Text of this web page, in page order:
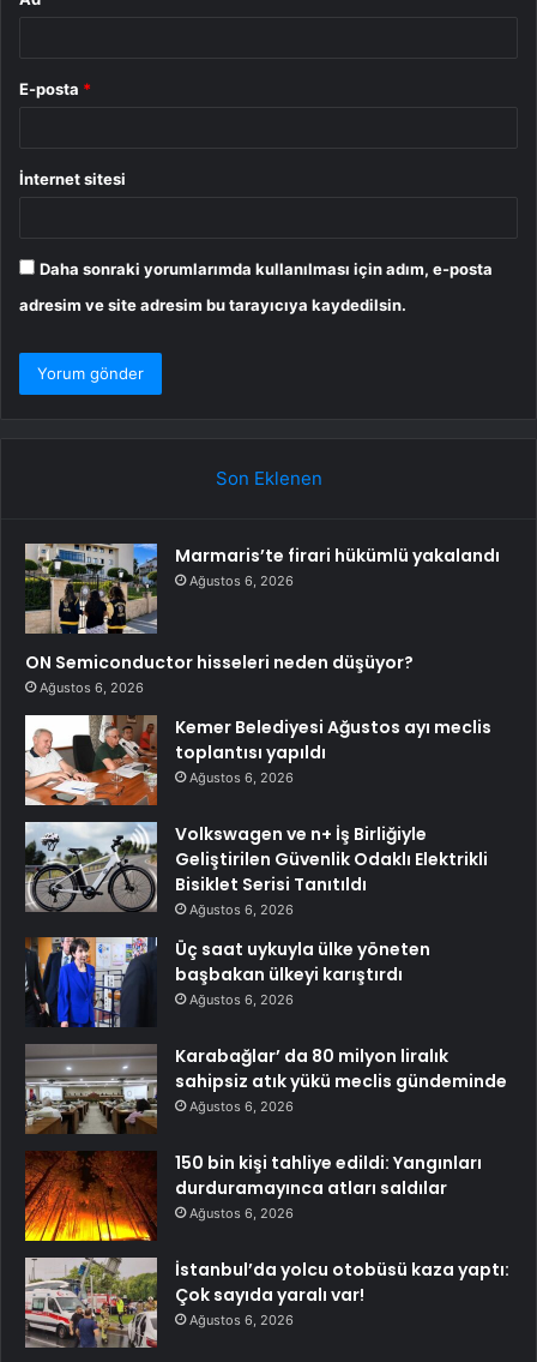
E-posta *
İnternet sitesi
Daha sonraki yorumlarımda kullanılması için adım, e-posta
adresim ve site adresim bu tarayıcıya kaydedilsin.
Son Eklenen
Marmaris’te firari hükümlü yakalandı
Ağustos 6, 2026
ON Semiconductor hisseleri neden düşüyor?
Ağustos 6, 2026
Kemer Belediyesi Ağustos ayı meclis
toplantısı yapıldı
Ağustos 6, 2026
Volkswagen ve n+ İş Birliğiyle
Geliştirilen Güvenlik Odaklı Elektrikli
Bisiklet Serisi Tanıtıldı
Ağustos 6, 2026
Üç saat uykuyla ülke yöneten
başbakan ülkeyi karıştırdı
Ağustos 6, 2026
Karabağlar’ da 80 milyon liralık
sahipsiz atık yükü meclis gündeminde
Ağustos 6, 2026
150 bin kişi tahliye edildi: Yangınları
durduramayınca atları saldılar
Ağustos 6, 2026
İstanbul’da yolcu otobüsü kaza yaptı:
Çok sayıda yaralı var!
Ağustos 6, 2026